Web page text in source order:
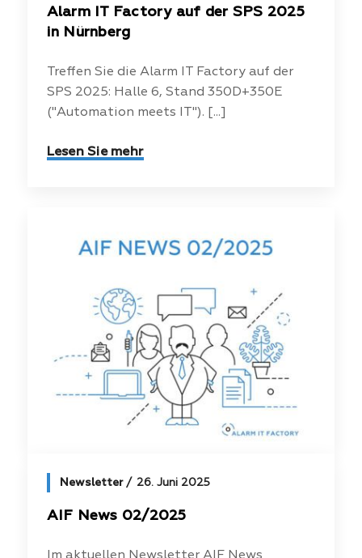
Alarm IT Factory auf der SPS 2025
in Nürnberg
Treffen Sie die Alarm IT Factory auf der
SPS 2025: Halle 6, Stand 350D+350E
("Automation meets IT"). [...]
Lesen Sie mehr
Newsletter 26. Juni 2025
AIF News 02/2025